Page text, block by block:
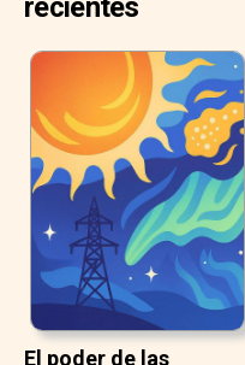
recientes
El poder de las